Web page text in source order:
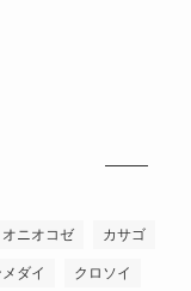
オニオコゼ カサゴ
ダイ クロソイ